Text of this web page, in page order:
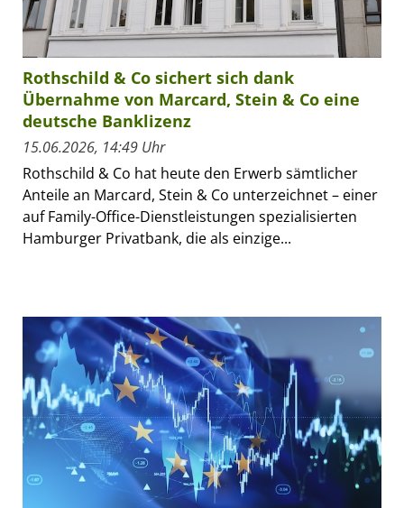
Rothschild & Co sichert sich dank
Übernahme von Marcard, Stein & Co eine
deutsche Banklizenz
15.06.2026, 14:49 Uhr
Rothschild & Co hat heute den Erwerb sämtlicher
Anteile an Marcard, Stein & Co unterzeichnet – einer
auf Family-Office-Dienstleistungen spezialisierten
Hamburger Privatbank, die als einzige...